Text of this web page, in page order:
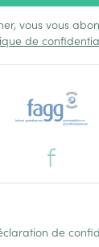
vous vous
de
de